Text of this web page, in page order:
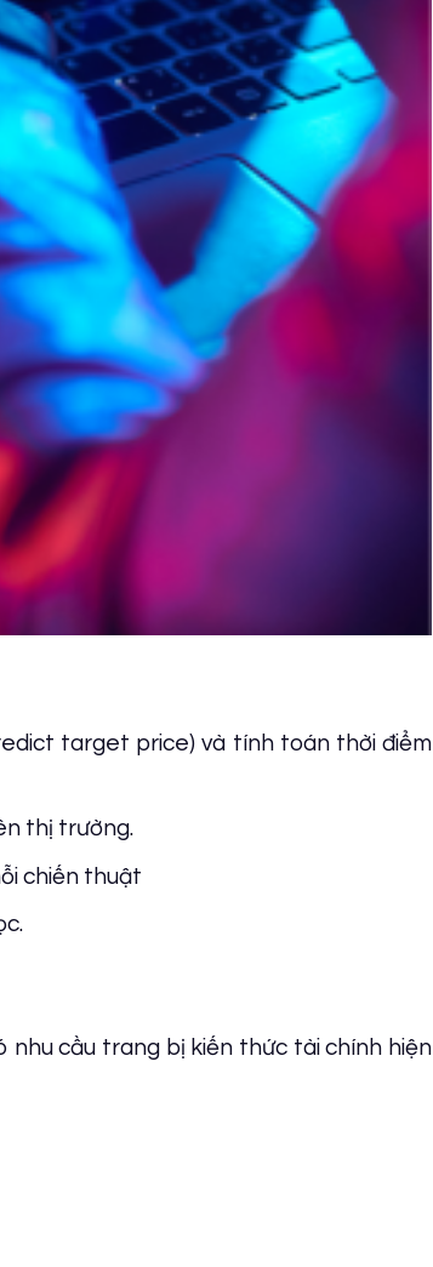
target price) và tính toán thời điểm
thị trường.
chiến thuật
nhu cầu trang bị kiến thức tài chính hiện